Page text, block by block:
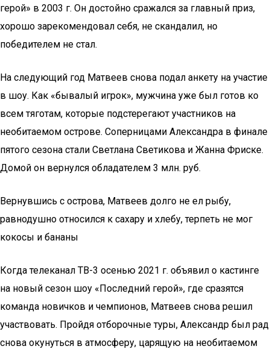
герой» в 2003 г. Он достойно сражался за главный приз,
хорошо зарекомендовал себя, не скандалил, но
победителем не стал.
На следующий год Матвеев снова подал анкету на участие
в шоу. Как «бывалый игрок», мужчина уже был готов ко
всем тяготам, которые подстерегают участников на
необитаемом острове. Соперницами Александра в финале
пятого сезона стали Светлана Светикова и Жанна Фриске.
Домой он вернулся обладателем 3 млн. руб.
Вернувшись с острова, Матвеев долго не ел рыбу,
равнодушно относился к сахару и хлебу, терпеть не мог
кокосы и бананы
Когда телеканал ТВ-3 осенью 2021 г. объявил о кастинге
на новый сезон шоу «Последний герой», где сразятся
команда новичков и чемпионов, Матвеев снова решил
участвовать. Пройдя отборочные туры, Александр был рад
снова окунуться в атмосферу, царящую на необитаемом